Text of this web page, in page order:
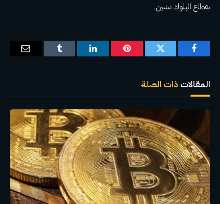
بقطاع البلوك تشين.
فيسبوك تويتر بينتيريستلينكدإن Tumblr
البريد
المقالات ذات الصلة